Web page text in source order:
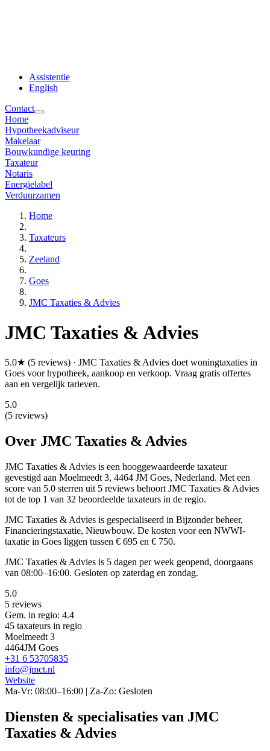
Assistentie
English
Contact
Home
Hypotheekadviseur
Makelaar
Bouwkundige keuring
Taxateur
Notaris
Energielabel
Verduurzamen
Home
Taxateurs
Zeeland
Goes
JMC Taxaties & Advies
JMC Taxaties & Advies
5.0★ (5 reviews) · JMC Taxaties & Advies doet woningtaxaties in
Goes voor hypotheek, aankoop en verkoop. Vraag gratis offertes
aan en vergelijk tarieven.
5.0
(5 reviews)
Over JMC Taxaties & Advies
JMC Taxaties & Advies is een hooggewaardeerde taxateur
gevestigd aan Moelmeedt 3, 4464 JM Goes, Nederland. Met een
score van 5.0 sterren uit 5 reviews behoort JMC Taxaties & Advies
tot de top 1 van 32 beoordeelde taxateurs in de regio.
JMC Taxaties & Advies is gespecialiseerd in Bijzonder beheer,
Financieringstaxatie, Nieuwbouw. De kosten voor een NWWI-
taxatie in Goes liggen tussen € 695 en € 750.
JMC Taxaties & Advies is 5 dagen per week geopend, doorgaans
van 08:00–16:00. Gesloten op zaterdag en zondag.
5.0
5 reviews
Gem. in regio: 4.4
45 taxateurs in regio
Moelmeedt 3
4464JM Goes
+31 6 53705835
info@jmct.nl
Website
Ma-Vr: 08:00–16:00 | Za-Zo: Gesloten
Diensten & specialisaties van JMC
Taxaties & Advies